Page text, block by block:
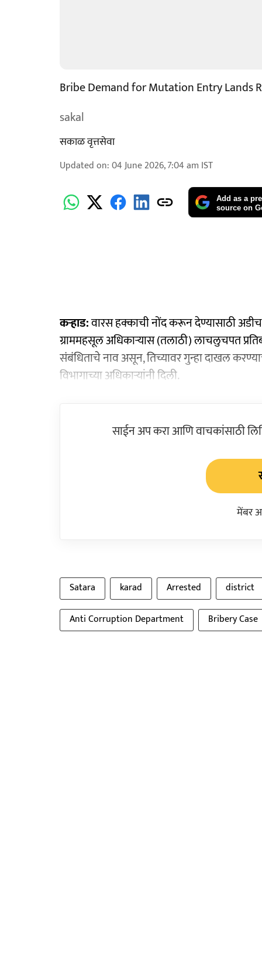
Bribe Demand for Mutation Entry Lands
sakal
सकाळ वृत्तसेवा
Updated on:04 June 2026, 7:04 am IST
Add as a
source on
कऱ्हाड:वारस हक्काची नोंद करून देण्यासाठी
ग्राममहसूल अधिकाऱ्यास (तलाठी) लाचलुचपत
संबंधिताचे नाव असून, तिच्यावर गुन्हा दाखल
विभागाच्या अधिकाऱ्यांनी दिली.
साईन अप करा आणि वाचकांसाठी
मेंबर
Satara karad Arrested
district
Anti Corruption Department
Bribery Case